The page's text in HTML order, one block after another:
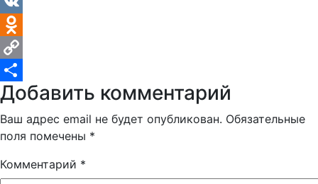
VK
Odnoklassniki
Copy
Link
Отправить
Добавить комментарий
Ваш адрес email не будет опубликован. Обязательные
поля помечены *
Комментарий *